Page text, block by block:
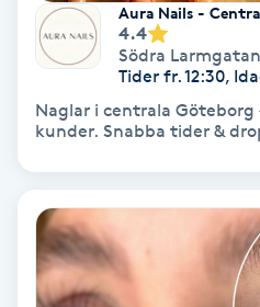
Fillers
Fotmassage
Fotsvamp
Fransar
Aura Nails -
4.4
Södra
Tider fr. 12:30,
Naglar i centrala Göteborg
kunder. Snabba tider &